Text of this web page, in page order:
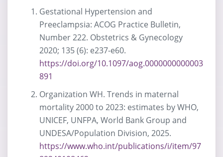
Gestational Hypertension and
Preeclampsia: ACOG Practice Bulletin,
Number 222. Obstetrics & Gynecology
2020; 135 (6): e237-e60.
https://doi.org/10.1097/aog.0000000000003
891
Organization WH. Trends in maternal
mortality 2000 to 2023: estimates by WHO,
UNICEF, UNFPA, World Bank Group and
UNDESA/Population Division, 2025.
https://www.who.int/publications/i/item/97